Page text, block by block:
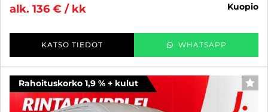
alk. 136 € / kk
kuopio
KATSO TIEDOT WHATSAPP
Rahoituskorko 1,9 % + kulut